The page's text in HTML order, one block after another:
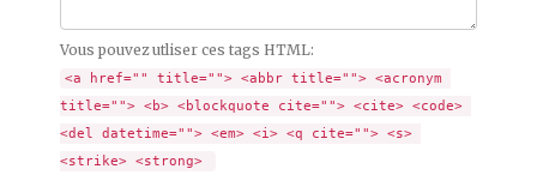
Vous pouvez utliser ces tags HTML:
<a href="" title=""> <abbr title=""> <acronym
title=""> <b> <blockquote cite=""> <cite> <code>
<del datetime=""> <em> <i> <q cite=""> <s>
<strike> <strong>